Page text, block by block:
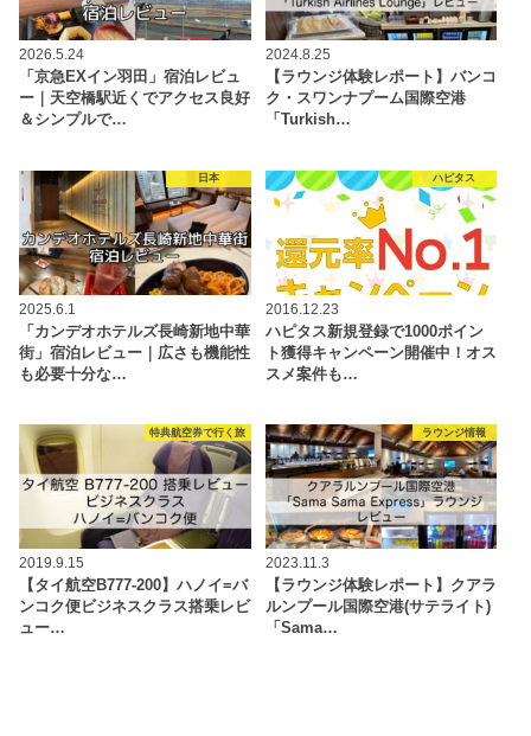
2026.5.24
「京急EXイン羽田」宿泊レビュ
ー｜天空橋駅近くでアクセス良好
＆シンプルで…
2024.8.25
【ラウンジ体験レポート】バンコ
ク・スワンナプーム国際空港
「Turkish…
日本
2025.6.1
「カンデオホテルズ長崎新地中華
街」宿泊レビュー｜広さも機能性
も必要十分な…
ハピタス
2016.12.23
ハピタス新規登録で1000ポイン
ト獲得キャンペーン開催中！オス
スメ案件も…
特典航空券で行く旅
2019.9.15
【タイ航空B777-200】ハノイ=バ
ンコク便ビジネスクラス搭乗レビ
ュー…
ラウンジ情報
2023.11.3
【ラウンジ体験レポート】クアラ
ルンプール国際空港(サテライト)
「Sama…